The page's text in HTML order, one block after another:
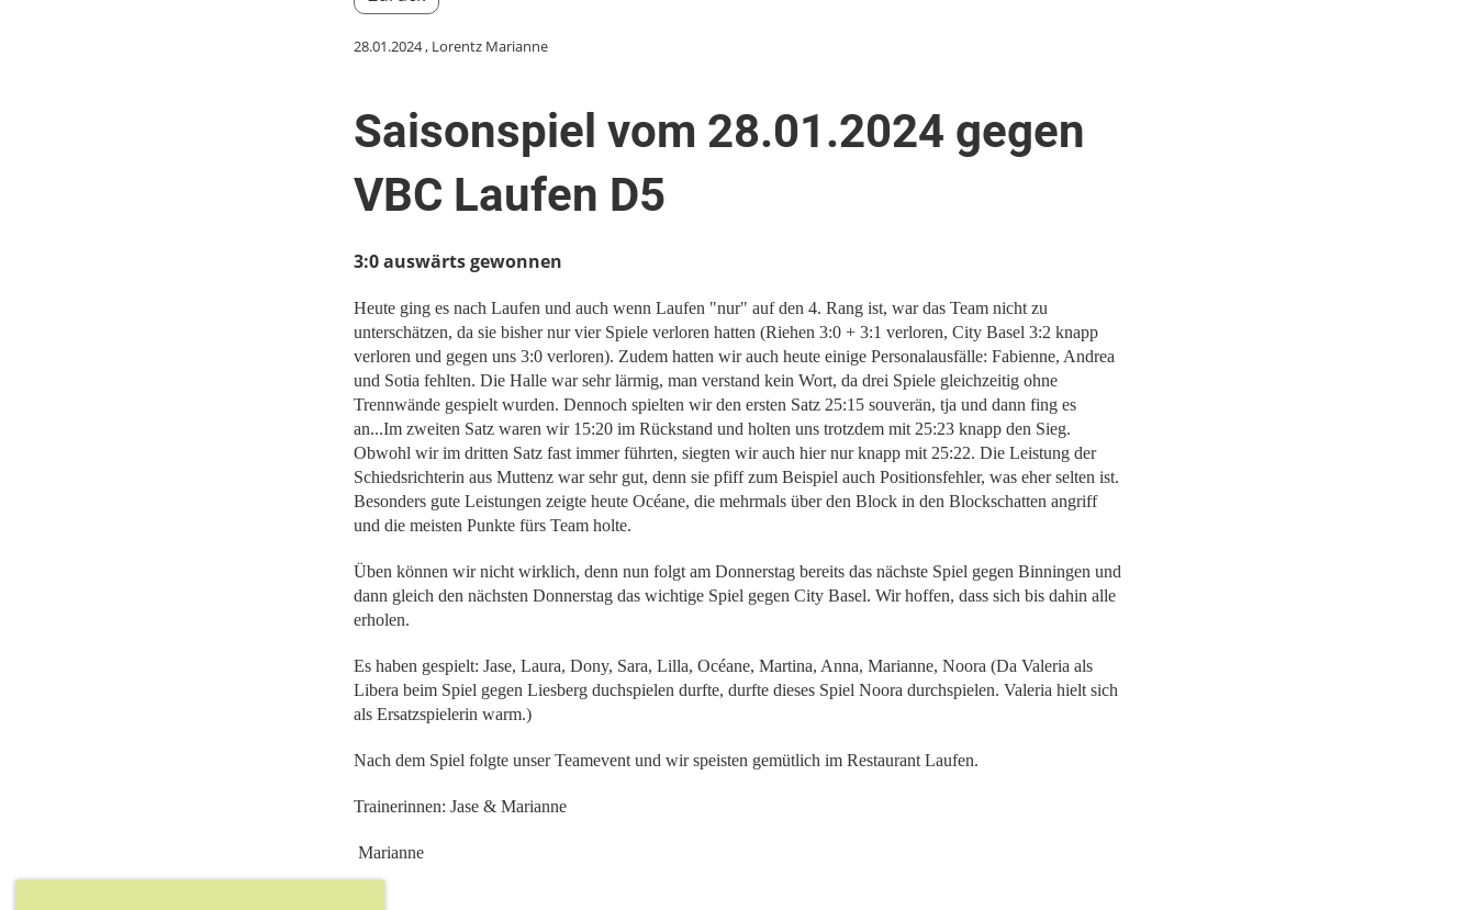
28.01.2024, Lorentz Marianne
Saisonspiel vom 28.01.2024 gegen
VBC Laufen D5
3:0 auswärts gewonnen
Heute ging es nach Laufen und auch wenn Laufen "nur" auf den 4. Rang ist, war das Team nicht zu
unterschätzen, da sie bisher nur vier Spiele verloren hatten (Riehen 3:0 + 3:1 verloren, City Basel 3:2 knapp
verloren und gegen uns 3:0 verloren). Zudem hatten wir auch heute einige Personalausfälle: Fabienne, Andrea
und Sotia fehlten. Die Halle war sehr lärmig, man verstand kein Wort, da drei Spiele gleichzeitig ohne
Trennwände gespielt wurden. Dennoch spielten wir den ersten Satz 25:15 souverän, tja und dann fing es
an...Im zweiten Satz waren wir 15:20 im Rückstand und holten uns trotzdem mit 25:23 knapp den Sieg.
Obwohl wir im dritten Satz fast immer führten, siegten wir auch hier nur knapp mit 25:22. Die Leistung der
Schiedsrichterin aus Muttenz war sehr gut, denn sie pfiff zum Beispiel auch Positionsfehler, was eher selten ist.
Besonders gute Leistungen zeigte heute Océane, die mehrmals über den Block in den Blockschatten angriff
und die meisten Punkte fürs Team holte.
Üben können wir nicht wirklich, denn nun folgt am Donnerstag bereits das nächste Spiel gegen Binningen und
dann gleich den nächsten Donnerstag das wichtige Spiel gegen City Basel. Wir hoffen, dass sich bis dahin alle
erholen.
Es haben gespielt: Jase, Laura, Dony, Sara, Lilla, Océane, Martina, Anna, Marianne, Noora (Da Valeria als
Libera beim Spiel gegen Liesberg duchspielen durfte, durfte dieses Spiel Noora durchspielen. Valeria hielt sich
als Ersatzspielerin warm.)
Nach dem Spiel folgte unser Teamevent und wir speisten gemütlich im Restaurant Laufen.
Trainerinnen: Jase & Marianne
Marianne